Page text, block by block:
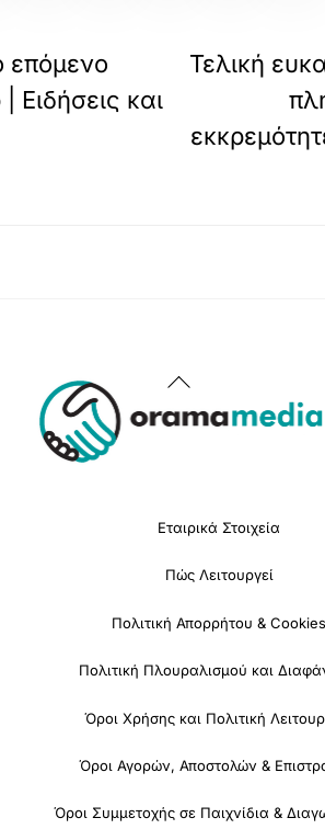
επόμενο
Ειδήσεις και
Τελική
Back
To
Εταιρικά Στοιχεία
Πώς Λειτουργεί
Πολιτική Απορρήτου & Cookies
Πολιτική Πλουραλισμού και
Όροι Χρήσης και Πολιτική
Όροι Αγορών, Αποστολών &
Όροι Συμμετοχής σε Παιχνίδια &